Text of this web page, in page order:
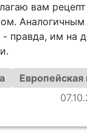
вам
правда, им на
Европейская